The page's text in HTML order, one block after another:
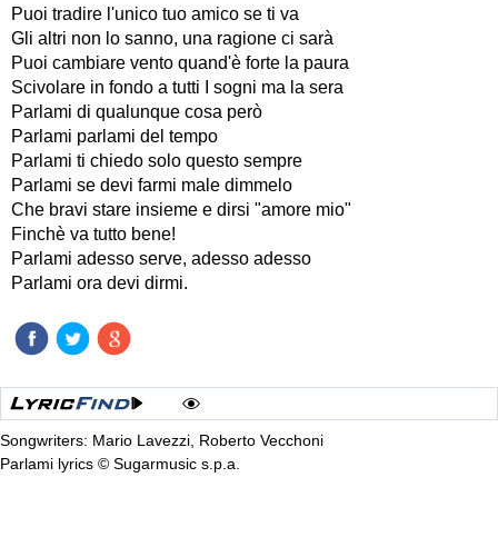
Puoi tradire l'unico tuo amico se ti va
Gli altri non lo sanno, una ragione ci sarà
Puoi cambiare vento quand'è forte la paura
Scivolare in fondo a tutti I sogni ma la sera
Parlami di qualunque cosa però
Parlami parlami del tempo
Parlami ti chiedo solo questo sempre
Parlami se devi farmi male dimmelo
Che bravi stare insieme e dirsi "amore mio"
Finchè va tutto bene!
Parlami adesso serve, adesso adesso
Parlami ora devi dirmi.
Songwriters: Mario Lavezzi, Roberto Vecchoni
Parlami lyrics © Sugarmusic s.p.a.